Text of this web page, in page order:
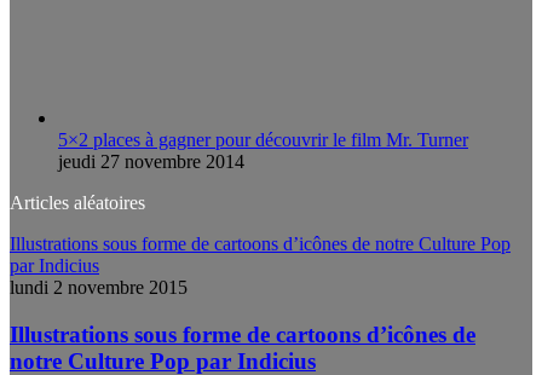
5×2 places à gagner pour découvrir le film Mr. Turner
jeudi 27 novembre 2014
Articles aléatoires
Illustrations sous forme de cartoons d’icônes de notre Culture Pop
par Indicius
lundi 2 novembre 2015
Illustrations sous forme de cartoons d’icônes de
notre Culture Pop par Indicius